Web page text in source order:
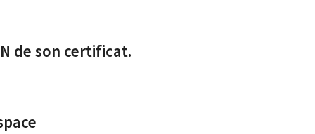
de son certificat.